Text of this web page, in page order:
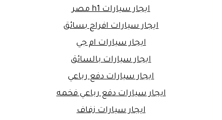
ايجار سيارات h1 مصر
ايجار سيارات افراح بسائق
ايجار سيارات ام جي
ايجار سيارات بالسائق
ايجار سيارات دفع رباعي
ايجار سيارات دفع رباعي فخمه
ايجار سيارات زفاف